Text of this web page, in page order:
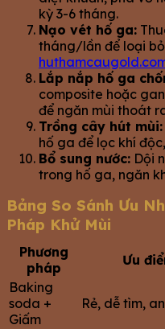
kỳ 3-6 tháng.
Nạo vét hố ga:
tháng/lần để loại
Lắp nắp hố ga
composite hoặc
để ngăn mùi thoát
Trồng cây hút mùi:
hố ga để lọc khí
Bổ sung nước: Dội
trong hố ga, ngăn
Bảng So Sánh Ưu
Pháp Khử Mùi
Phương
pháp
Ưu
Baking
soda +
Giấm
Rẻ, dễ tìm,